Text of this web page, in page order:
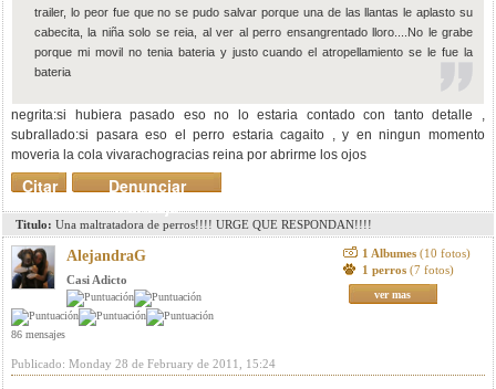
trailer, lo peor fue que no se pudo salvar porque una de las llantas le aplasto su
cabecita, la niña solo se reia, al ver al perro ensangrentado lloro....No le grabe
porque mi movil no tenia bateria y justo cuando el atropellamiento se le fue la
bateria
negrita:si hubiera pasado eso no lo estaria contado con tanto detalle ,
subrallado:si pasara eso el perro estaria cagaito , y en ningun momento
moveria la cola vivarachogracias reina por abrirme los ojos
Denunciar
mensaje
Citar
Titulo: Una maltratadora de perros!!!! URGE QUE RESPONDAN!!!!
AlejandraG
Casi Adicto
86 mensajes
1 Albumes (10 fotos)
1 perros (7 fotos)
ver mas
Publicado: Monday 28 de February de 2011, 15:24